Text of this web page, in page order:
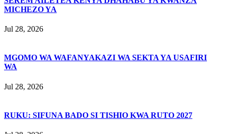
MICHEZO YA
Jul 28, 2026
MGOMO WA WAFANYAKAZI WA SEKTA YA USAFIRI
WA
Jul 28, 2026
RUKU: SIFUNA BADO SI TISHIO KWA RUTO 2027